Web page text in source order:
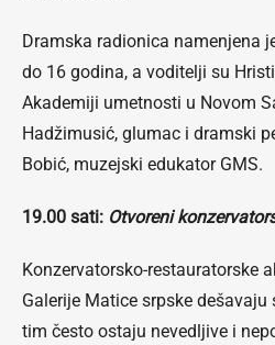
Dramska radionica namenjena
do 16 godina, a voditelji su
Akademiji umetnosti u Novom
Hadžimusić, glumac i dramski
Bobić, muzejski edukator GMS.
19.00 sati: Otvoreni
Konzervatorsko-restauratorske
Galerije Matice srpske dešavaju
tim često ostaju nevedljive i